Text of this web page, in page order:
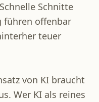
Schnitte
führen offenbar
teuer
von KI braucht
Wer KI als reines